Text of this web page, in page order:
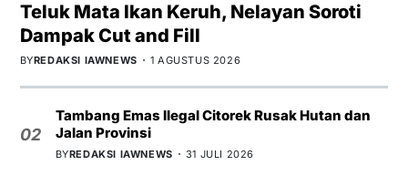
Teluk Mata Ikan Keruh, Nelayan Soroti
Dampak Cut and Fill
BYREDAKSI IAWNEWS 1 AGUSTUS 2026
02
Tambang Emas Ilegal Citorek Rusak Hutan dan
Jalan Provinsi
BYREDAKSI IAWNEWS 31 JULI 2026